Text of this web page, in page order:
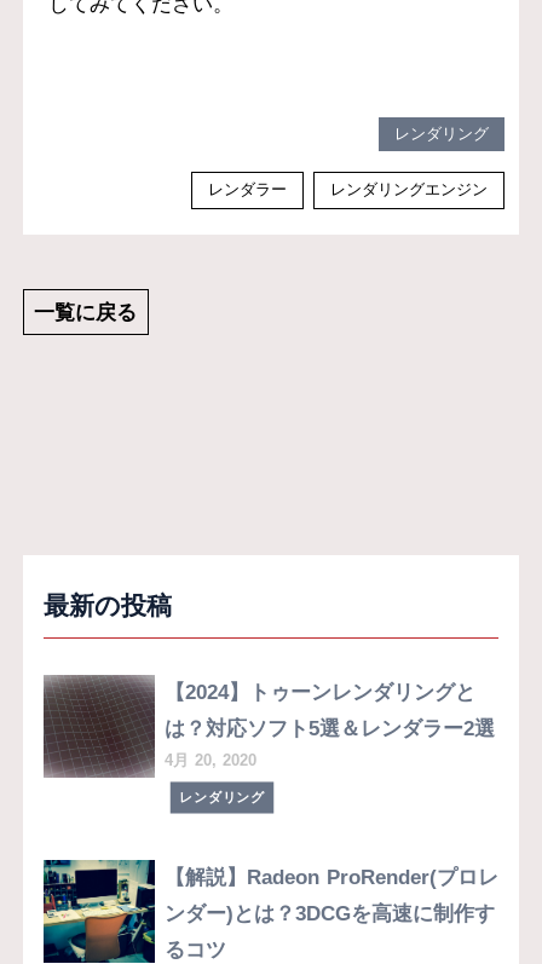
レンダリング
レンダラー レンダリングエンジン
一覧に戻る
最新の投稿
【2024】トゥーンレンダリングと
は？対応ソフト5選＆レンダラー2選
4月 20, 2020
レンダリング
【解説】Radeon ProRender(プロレ
ンダー)とは？3DCGを高速に制作す
るコツ